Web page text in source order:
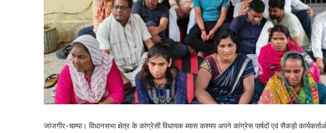
जांजगीर-चाम्पा। विधानसभा क्षेत्र के कांग्रेसी विधायक ब्यास कश्यप अपने कांग्रेस पार्षदों एवं सैकड़ो